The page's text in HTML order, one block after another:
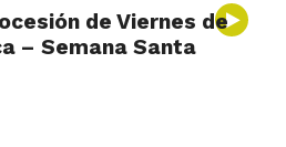
de Viernes de
– Semana Santa